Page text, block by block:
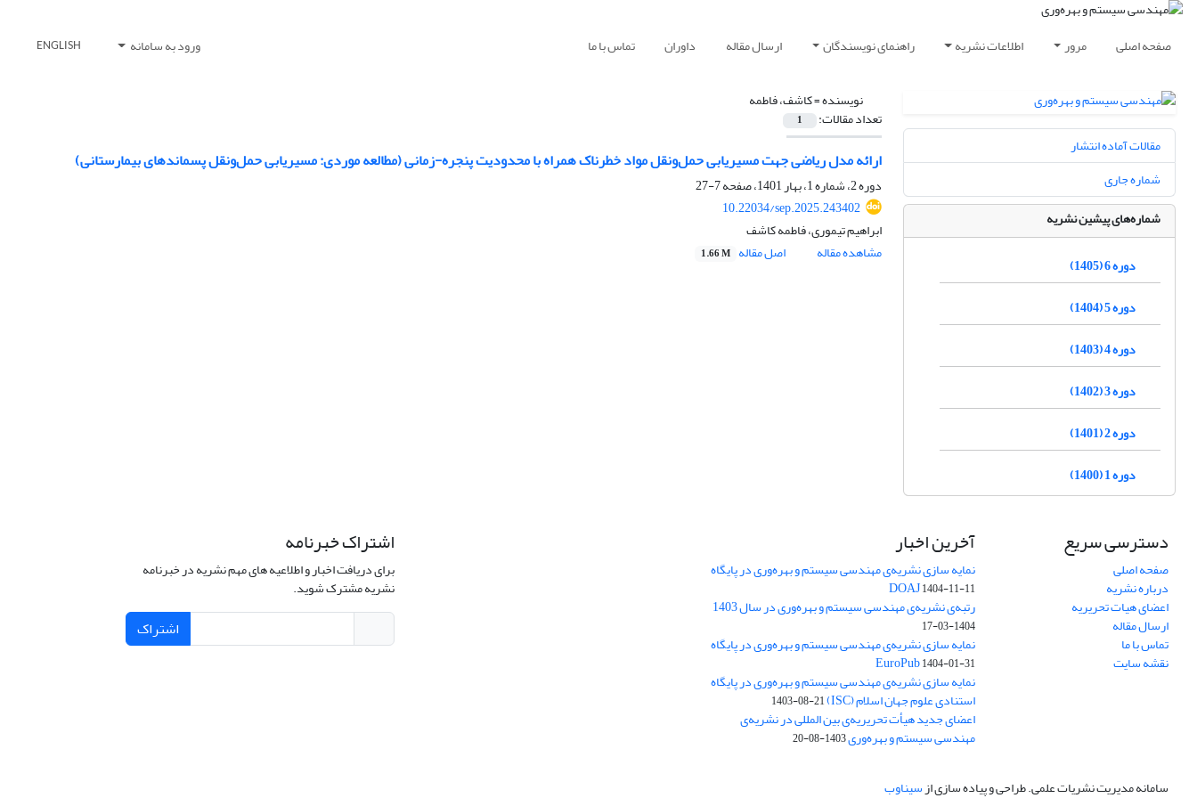
صفحه اصلی مرور اطلاعات نشریه راهنمای نویسندگان ارسال مقاله داوران تماس با ما ورود به سامانه ENGLISH
نویسنده =کاشف، فاطمه
تعداد مقالات: 1
ارائه مدل ریاضی جهت مسیریابی حمل‌ونقل مواد خطرناک همراه با محدودیت پنجره-زمانی (مطالعه موردی: مسیریابی حمل‌ونقل پسماندهای بیمارستانی)
دوره 2، شماره 1، بهار 1401، صفحه
7-27
10.22034/sep.2025.243402
ابراهیم تیموری، فاطمه کاشف
مشاهده مقاله
اصل مقاله 1.66 M
مقالات آماده انتشار
شماره جاری
شماره‌های پیشین نشریه
دوره 6 (1405)
دوره 5 (1404)
دوره 4 (1403)
دوره 3 (1402)
دوره 2 (1401)
دوره 1 (1400)
دسترسی سریع
صفحه اصلی
درباره نشریه
اعضای هیات تحریریه
ارسال مقاله
تماس با ما
نقشه سایت
آخرین اخبار
نمایه سازی نشریه‌ی مهندسی سیستم و بهره‌وری در پایگاه
DOAJ1404-11-11
رتبه‌ی نشریه‌ی مهندسی سیستم و بهره‌وری در سال 1403
1404-03-17
نمایه سازی نشریه‌ی مهندسی سیستم و بهره‌وری در پایگاه
EuroPub1404-01-31
نمایه سازی نشریه‌ی مهندسی سیستم و بهره‌وری در پایگاه
استنادی علوم جهان اسلام (ISC) 1403-08-21
اعضای جدید هیأت تحریریه‌ی بین المللی در نشریه‌ی
مهندسی سیستم و بهره‌وری1403-08-20
اشتراک خبرنامه
برای دریافت اخبار و اطلاعیه های مهم نشریه در خبرنامه
نشریه مشترک شوید.
اشتراک
سامانه مدیریت نشریات علمی.طراحی و پیاده سازی ازسیناوب